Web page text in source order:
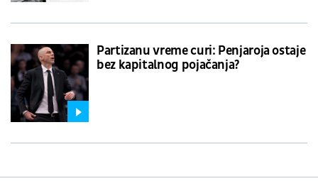
Partizanu vreme curi: Penjaroja ostaje
bez kapitalnog pojačanja?